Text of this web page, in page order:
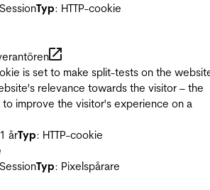
Typ: HTTP-cookie
is set to make split-tests on the
relevance towards the visitor – the
improve the visitor's experience on a
årTyp: HTTP-cookie
Typ: Pixelspårare